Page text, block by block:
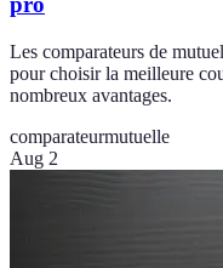
Les comparateurs de
pour choisir la meilleure
nombreux avantages.
comparateurmutuelle
Aug 2